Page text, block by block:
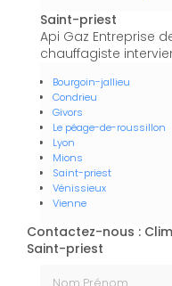
Saint-priest
Api Gaz Entreprise
chauffagiste
Bourgoin-jallieu
Condrieu
Givors
Le péage-de-roussillon
Lyon
Mions
Saint-priest
Vénissieux
Vienne
Contactez-nous :
Saint-priest